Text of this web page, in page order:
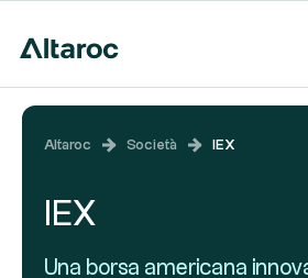
Altaroc Società IEX
IEX
Una borsa americana